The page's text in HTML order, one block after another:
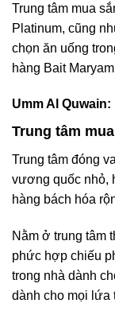
Trung tâm mua
Platinum, cũng
chọn ăn uống
hàng Bait
Umm Al Quwain:
Trung tâm
Trung tâm đóng
vương quốc nhỏ,
hàng bách hóa
Nằm ở trung tâm
phức hợp chiếu
trong nhà dành
dành cho mọi lứa